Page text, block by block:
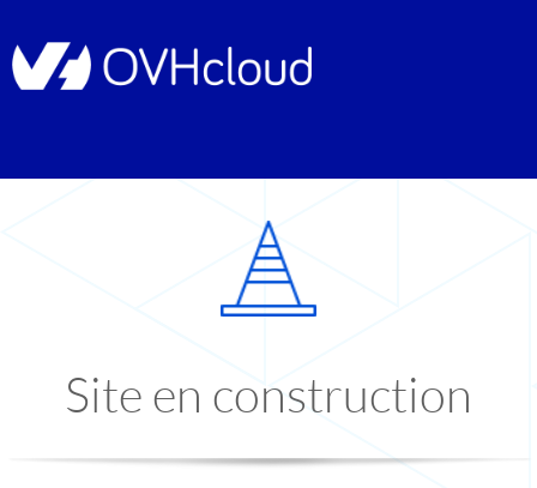
Site en construction